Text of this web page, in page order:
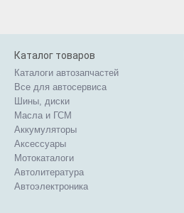
Каталог товаров
Каталоги автозапчастей
Все для автосервиса
Шины, диски
Масла и ГСМ
Аккумуляторы
Аксессуары
Мотокаталоги
Автолитература
Автоэлектроника